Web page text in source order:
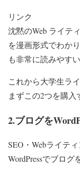
リンク
沈黙のWeb ライテ
を漫画形式でわか
も非常に読みやす
これから大学生ラ
まずこの2つを購入
2.ブログを
SEO・Webライテ
WordPressでブログ